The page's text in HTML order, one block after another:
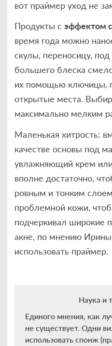
вот праймер уход не
Продукты с эффектом
время года можно
скулы, переносицу,
большего блеска
их помощью ключицы,
открытые места.
максимально мелким
Маленькая хитрость:
качестве основы под
увлажняющий крем или
вполне достаточно,
ровным и тонким
проблемной кожи,
подчеркивал широкие
акне, по мнению
использовать праймер.
Наука и
Единого мнения, как
не существует. Одни
использовать спонж